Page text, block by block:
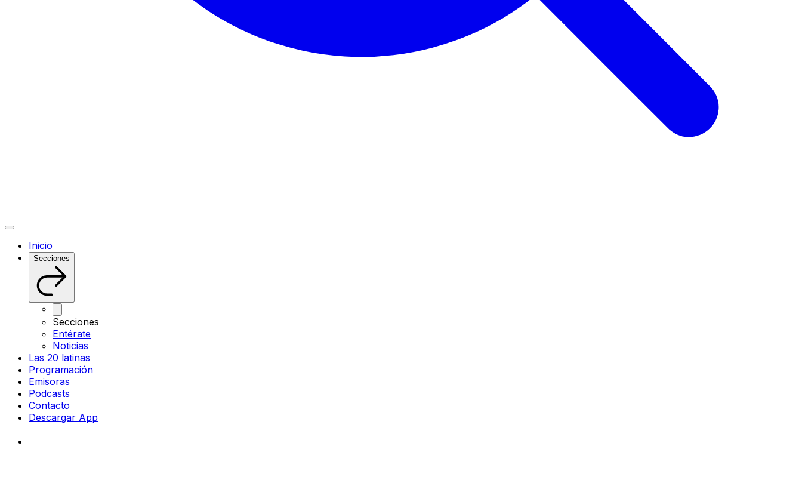
Inicio
Secciones
Secciones
Entérate
Noticias
Las 20 latinas
Programación
Emisoras
Podcasts
Contacto
Descargar App